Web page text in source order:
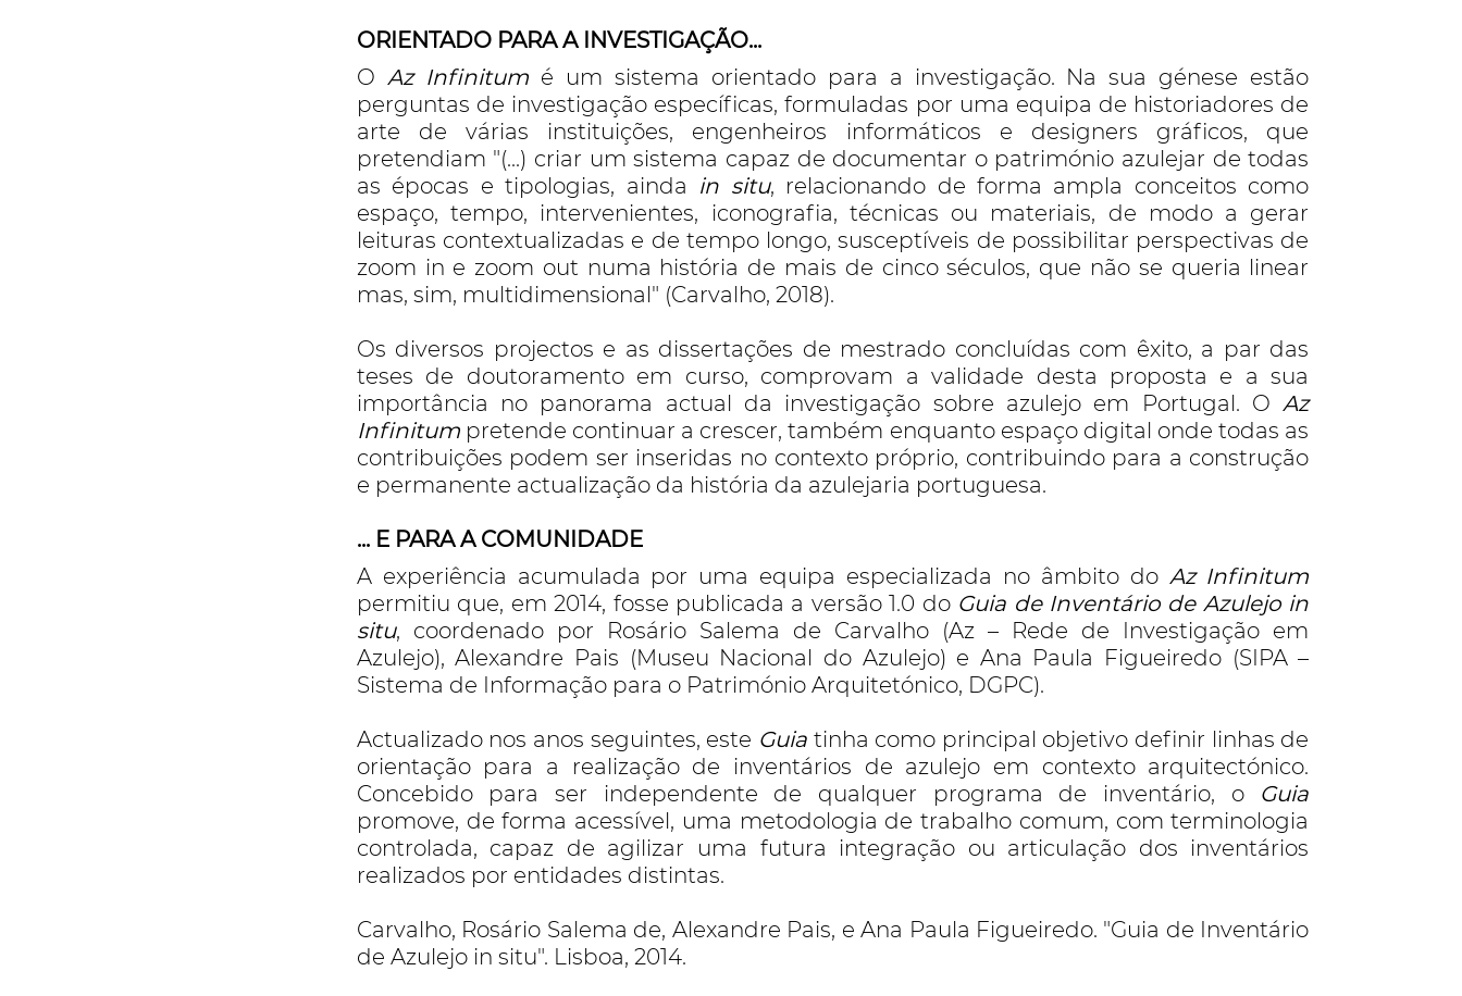
ORIENTADO PARA A INVESTIGAÇÃO...
O Az Infinitumé um sistema orientado para a investigação. Na sua génese estão
perguntas de investigação específicas, formuladas por uma equipa de historiadores de
arte de várias instituições, engenheiros informáticos e designers gráficos, que
pretendiam "(...) criar um sistema capaz de documentar o património azulejar de todas
as épocas e tipologias, ainda in situ, relacionando de forma ampla conceitos como
espaço, tempo, intervenientes, iconografia, técnicas ou materiais, de modo a gerar
leituras contextualizadas e de tempo longo, susceptíveis de possibilitar perspectivas de
zoom in e zoom out numa história de mais de cinco séculos, que não se queria linear
mas, sim, multidimensional" (Carvalho, 2018).
Os diversos projectos e as dissertações de mestrado concluídas com êxito, a par das
teses de doutoramento em curso, comprovam a validade desta proposta e a sua
importância no panorama actual da investigação sobre azulejo em Portugal. O Az
Infinitumpretende continuar a crescer, também enquanto espaço digital onde todas as
contribuições podem ser inseridas no contexto próprio, contribuindo para a construção
e permanente actualização da história da azulejaria portuguesa.
... E PARA A COMUNIDADE
A experiência acumulada por uma equipa especializada no âmbito do Az Infinitum
permitiu que, em 2014, fosse publicada a versão 1.0 do Guia de Inventário de Azulejo in
situ, coordenado por Rosário Salema de Carvalho (Az – Rede de Investigação em
Azulejo), Alexandre Pais (Museu Nacional do Azulejo) e Ana Paula Figueiredo (SIPA –
Sistema de Informação para o Património Arquitetónico, DGPC).
Actualizado nos anos seguintes, este Guiatinha como principal objetivo definir linhas de
orientação para a realização de inventários de azulejo em contexto arquitectónico.
Concebido para ser independente de qualquer programa de inventário, o Guia
promove, de forma acessível, uma metodologia de trabalho comum, com terminologia
controlada, capaz de agilizar uma futura integração ou articulação dos inventários
realizados por entidades distintas.
Carvalho, Rosário Salema de, Alexandre Pais, e Ana Paula Figueiredo. "Guia de Inventário
de Azulejo in situ". Lisboa, 2014.